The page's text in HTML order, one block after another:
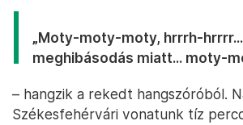
„Moty-moty-moty, hrrrh-hrrrr...
meghibásodás miatt... moty-
– hangzik a rekedt hangszóróból.
Székesfehérvári vonatunk tíz